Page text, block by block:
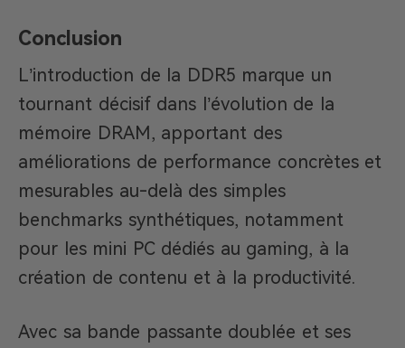
Conclusion
L’introduction de la DDR5 marque un
tournant décisif dans l’évolution de la
mémoire DRAM, apportant des
améliorations de performance concrètes et
mesurables au-delà des simples
benchmarks synthétiques, notamment
pour les mini PC dédiés au gaming, à la
création de contenu et à la productivité.
Avec sa bande passante doublée et ses